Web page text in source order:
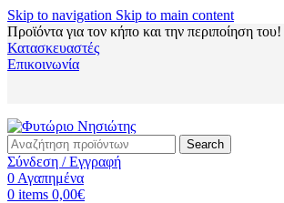
Skip to navigation Skip to main content
Προϊόντα για τον κήπο και την περιποίηση του!
Κατασκευαστές
Επικοινωνία
Search
Σύνδεση / Εγγραφή
0 Αγαπημένα
0 items 0,00€